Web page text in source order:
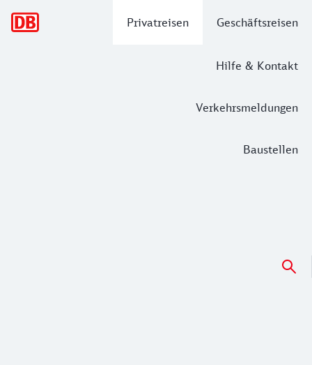
Privatreisen Geschäftsreisen
Hilfe & Kontakt
Verkehrsmeldungen
Baustellen